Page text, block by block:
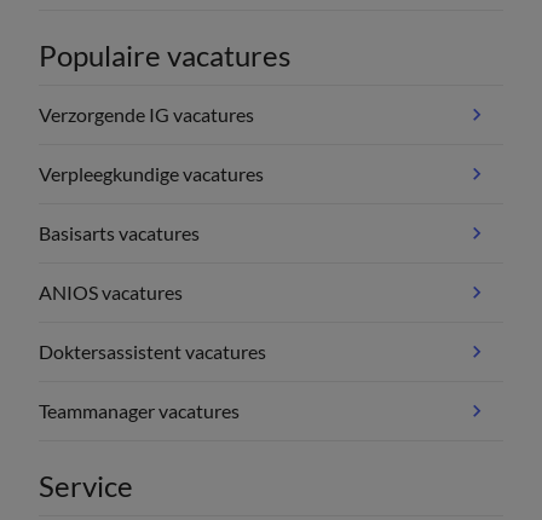
Populaire vacatures
Verzorgende IG vacatures
Verpleegkundige vacatures
Basisarts vacatures
ANIOS vacatures
Doktersassistent vacatures
Teammanager vacatures
Service